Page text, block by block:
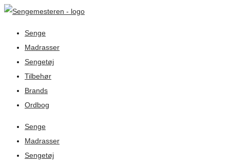
Senge
Madrasser
Sengetøj
Tilbehør
Brands
Ordbog
Senge
Madrasser
Sengetøj